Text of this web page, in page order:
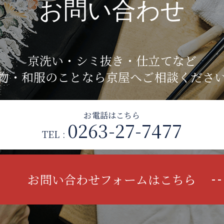
お問い合わせ
京洗い・シミ抜き・仕立てなど
・和服のことなら京屋へご相談くださ
お電話はこちら
TEL : 0263-27-7477
お問い合わせフォームはこちら